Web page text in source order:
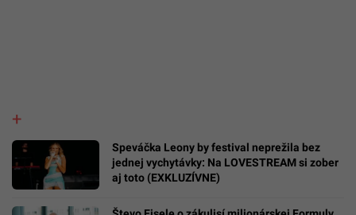
Speváčka Leony by festival neprežila bez
jednej vychytávky: Na LOVESTREAM si zober
aj toto (EXKLUZÍVNE)